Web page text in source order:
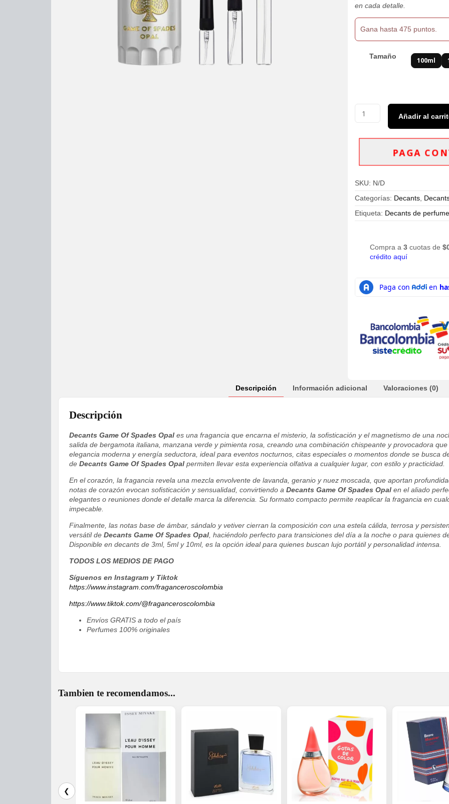
en cada detalle.
Gana hasta 475 puntos.
Tamaño 100ml
Game
Spades
Milano
De
Parfum
Unisex
cantidad
Añadir al
PAGA
SKU: N/D
Categorías: Decants
Etiqueta: Decants de
Compra a3 cuotas de$
crédito aquí
Descripción Información adicional Valoraciones (0)
Descripción
Decants Game Of Spades Opal es una fragancia que encarna el misterio, la sofisticación y el magnetismo de una
salida de bergamota italiana, manzana verde y pimienta rosa, creando una combinación chispeante y provocadora
elegancia moderna y energía seductora, ideal para eventos nocturnos, citas especiales o momentos donde se busca
de Decants Game Of Spades Opal permiten llevar esta experiencia olfativa a cualquier lugar, con estilo y practicidad.
En el corazón, la fragancia revela una mezcla envolvente de lavanda, geranio y nuez moscada, que aportan
notas de corazón evocan sofisticación y sensualidad, convirtiendo a Decants Game Of Spades Opal en el aliado
elegantes o reuniones donde el detalle marca la diferencia. Su formato compacto permite reaplicar la fragancia en
impecable.
Finalmente, las notas base de ámbar, sándalo y vetiver cierran la composición con una estela cálida, terrosa y
versátil de Decants Game Of Spades Opal , haciéndolo perfecto para transiciones del día a la noche o para quienes
Disponible en decants de 3ml, 5ml y 10ml, es la opción ideal para quienes buscan lujo portátil y personalidad intensa.
TODOS LOS MEDIOS DE PAGO
Síguenos en Instagram y Tiktok
https://www.instagram.com/fraganceroscolombia
https://www.tiktok.com/@fraganceroscolombia
Envíos GRATIS a todo el país
Perfumes 100% originales
Tambien te recomendamos...
❮